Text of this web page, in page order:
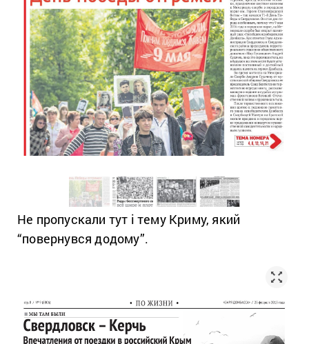
Не пропускали тут і тему Криму, який
“повернувся додому”.